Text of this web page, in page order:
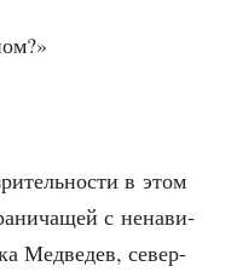
в этом
с нена­ви­
Мед­ве­дев, север­